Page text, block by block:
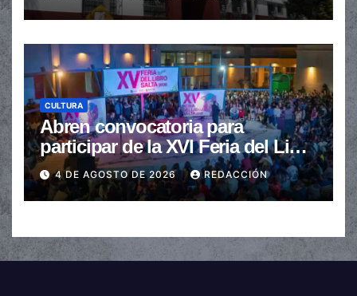
CULTURA
Abren convocatoria para
participar de la XVI Feria del Libro
de Salta
4 DE AGOSTO DE 2026 REDACCIÓN